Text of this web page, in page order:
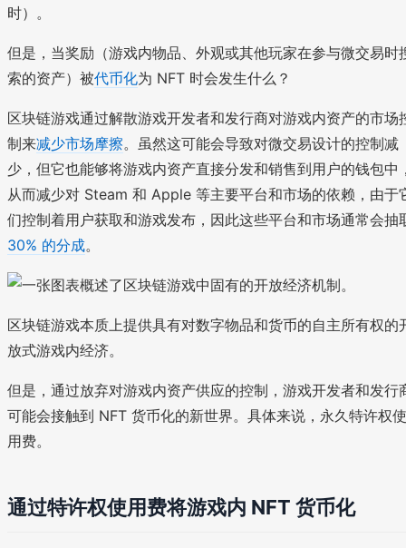
时）。
但是，当奖励（游戏内物品、外观或其他玩家在参与微交易时
索的资产）被代币化为 NFT 时会发生什么？
区块链游戏通过解散游戏开发者和发行商对游戏内资产的市场
制来减少市场摩擦。虽然这可能会导致对微交易设计的控制减
少，但它也能够将游戏内资产直接分发和销售到用户的钱包中
从而减少对 Steam 和 Apple 等主要平台和市场的依赖，由于
们控制着用户获取和游戏发布，因此这些平台和市场通常会抽
30% 的分成。
区块链游戏本质上提供具有对数字物品和货币的自主所有权的
放式游戏内经济。
但是，通过放弃对游戏内资产供应的控制，游戏开发者和发行
可能会接触到 NFT 货币化的新世界。具体来说，永久特许权使
用费。
通过特许权使用费将游戏内 NFT 货币化